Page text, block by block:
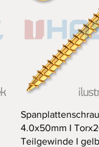
4.0x50mm I
Teilgewinde I